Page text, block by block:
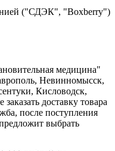
("СДЭК", "Boxberry")
медицина"
Невинномысск,
Кисловодск,
доставку товара
после поступления
выбрать